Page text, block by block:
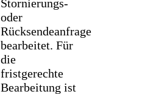
Stornierungs-
oder
Rücksendeanfrage
bearbeitet. Für
die
fristgerechte
Bearbeitung ist